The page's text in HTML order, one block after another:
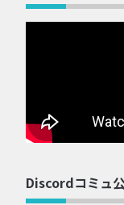
Discordコミュ